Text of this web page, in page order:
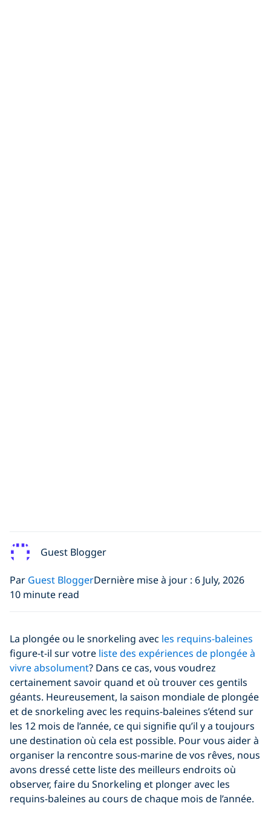
Guest Blogger
Par Guest BloggerDernière mise à jour : 6 July, 2026
10 minute read
La plongée ou le snorkeling avec les requins-baleines
figure-t-il sur votre liste des expériences de plongée à
vivre absolument? Dans ce cas, vous voudrez
certainement savoir quand et où trouver ces gentils
géants. Heureusement, la saison mondiale de plongée
et de snorkeling avec les requins-baleines s’étend sur
les 12 mois de l’année, ce qui signifie qu’il y a toujours
une destination où cela est possible. Pour vous aider à
organiser la rencontre sous-marine de vos rêves, nous
avons dressé cette liste des meilleurs endroits où
observer, faire du Snorkeling et plonger avec les
requins-baleines au cours de chaque mois de l’année.